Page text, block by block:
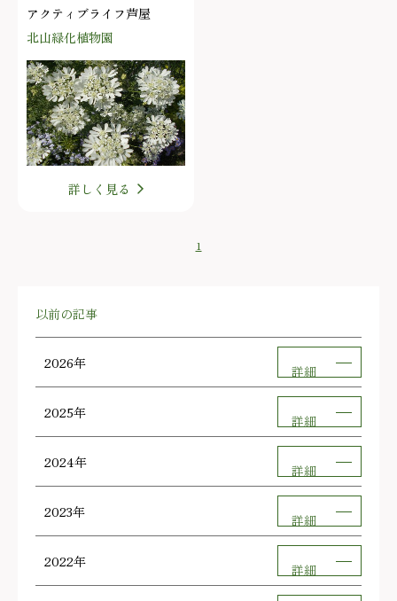
アクティブライフ芦屋
北山緑化植物園
詳しく見る
1
以前の記事
2026年 詳細
2025年 詳細
2024年 詳細
2023年 詳細
2022年 詳細